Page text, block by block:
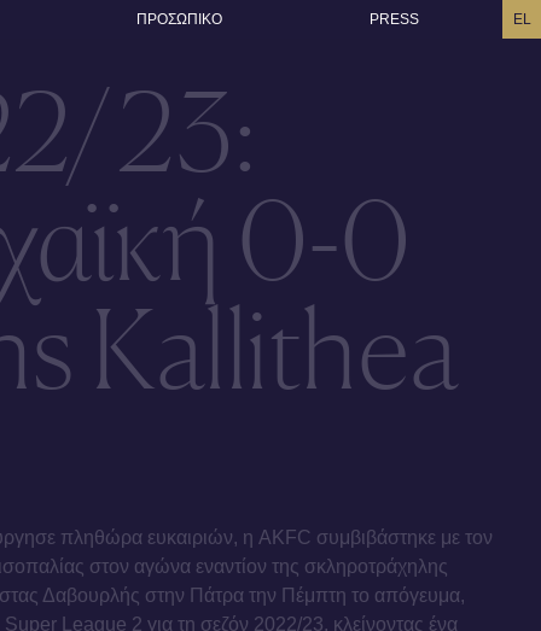
ΠΡΟΣΩΠΙΚO PRESS EL
23:
0-0
Kallithea
πληθώρα ευκαιριών, η AKFC συμβιβάστηκε με τον
στον αγώνα εναντίον της σκληροτράχηλης
Δαβουρλής στην Πάτρα την Πέμπτη το απόγευμα,
League 2 για τη σεζόν 2022/23, κλείνοντας ένα